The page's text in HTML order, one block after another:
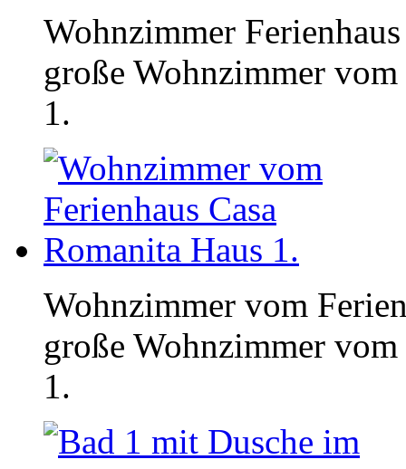
Wohnzimmer
große Wohnzimmer
1.
Wohnzimmer vom
große Wohnzimmer
1.